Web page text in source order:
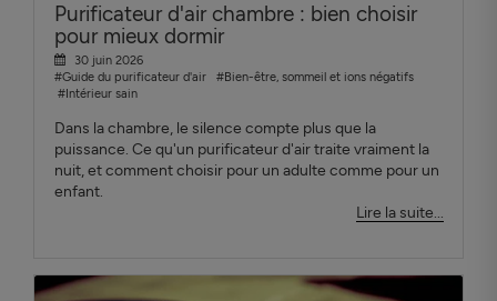
Purificateur d'air chambre : bien choisir
pour mieux dormir
30 juin 2026
#Guide du purificateur d'air
#Bien-être, sommeil et ions négatifs
#Intérieur sain
Dans la chambre, le silence compte plus que la
puissance. Ce qu'un purificateur d'air traite vraiment la
nuit, et comment choisir pour un adulte comme pour un
enfant.
Lire la suite...